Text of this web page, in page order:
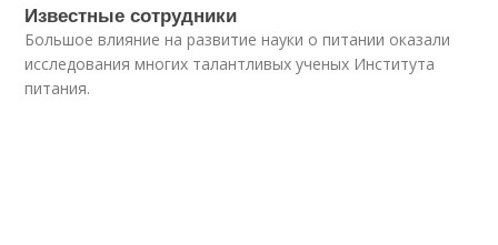
Известные сотрудники
Большое влияние на развитие науки о питании оказали
исследования многих талантливых ученых Института
питания.